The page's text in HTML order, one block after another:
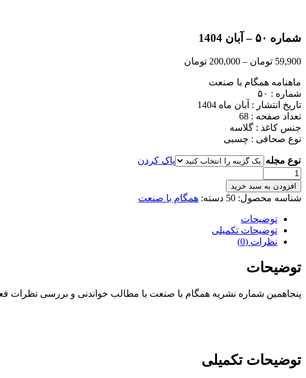
شماره ۵۰ – آبان 1404
59,900 تومان –
200,000 تومان
ماهنامه همگام با صنعت
شماره : ۵۰
تاریخ انتشار : آبان ماه 1404
تعداد صفحه : 68
جنس کاغذ : گلاسه
نوع صحافی : چسبی
نوع مجله
پاک کردن
شماره
۵۰
-
1404
افزودن به سبد خرید
شناسه محصول: 50 دسته: همگام با صنعت
توضیحات
توضیحات تکمیلی
نظرات (0)
توضیحات
پنجاهمین شماره نشریه همگام با صنعت با مطالب خواندنی و بررسی نظرات
توضیحات تکمیلی